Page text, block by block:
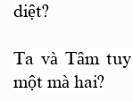
diệt?
Ta và Tâm
một mà hai?